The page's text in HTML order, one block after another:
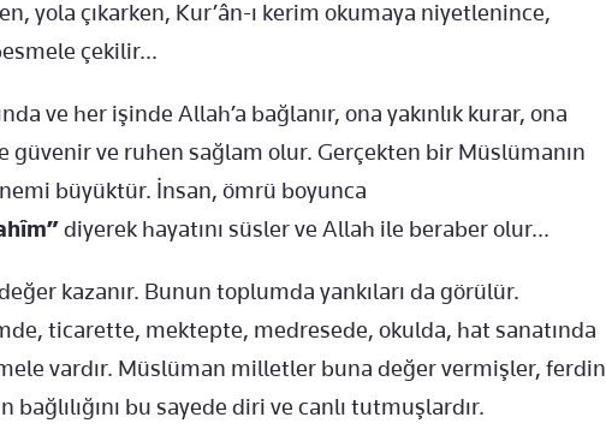
yola çıkarken, Kur’ân-ı kerim okumaya niyetlenince,
çekilir...
ve her işinde Allah’a bağlanır, ona yakınlık kurar, ona
güvenir ve ruhen sağlam olur. Gerçekten bir Müslümanın
büyüktür. İnsan, ömrü boyunca
diyerek hayatını süsler ve Allah ile beraber olur...
kazanır. Bunun toplumda yankıları da görülür.
ticarette, mektepte, medresede, okulda, hat sanatında
vardır. Müslüman milletler buna değer vermişler, ferdin
bağlılığını bu sayede diri ve canlı tutmuşlardır.